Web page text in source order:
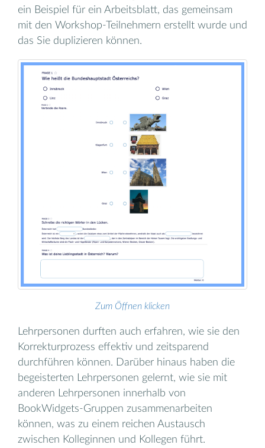
ein Beispiel für ein Arbeitsblatt, das gemeinsam
mit den Workshop-Teilnehmern erstellt wurde und
das Sie duplizieren können.
Zum Öffnen klicken
Lehrpersonen durften auch erfahren, wie sie den
Korrekturprozess effektiv und zeitsparend
durchführen können. Darüber hinaus haben die
begeisterten Lehrpersonen gelernt, wie sie mit
anderen Lehrpersonen innerhalb von
BookWidgets-Gruppen zusammenarbeiten
können, was zu einem reichen Austausch
zwischen Kolleginnen und Kollegen führt.